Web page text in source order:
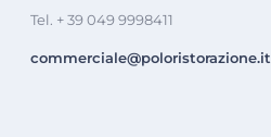
Tel. + 39 049 9998411
commerciale@poloristorazione.it